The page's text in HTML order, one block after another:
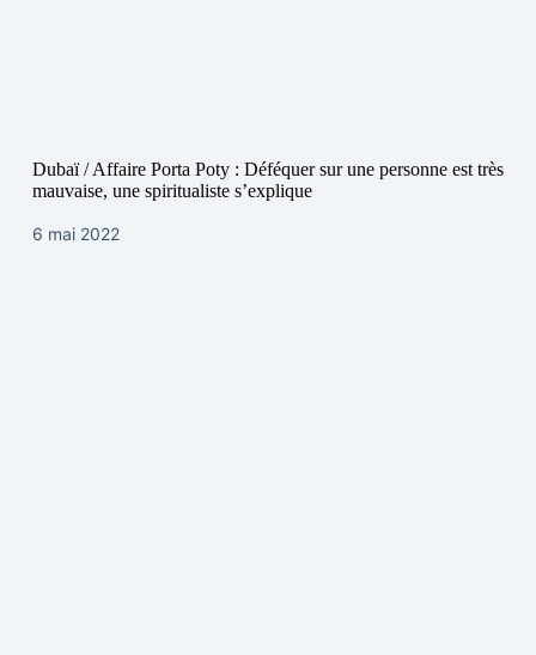
Dubaï / Affaire Porta Poty : Déféquer sur une personne est très
mauvaise, une spiritualiste s’explique
6 mai 2022